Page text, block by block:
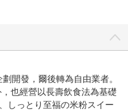
開發，爾後轉為自由業者。
也經營以長壽飲食法為基礎
しっとり至福の米粉スイー